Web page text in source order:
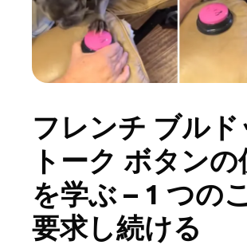
フレンチ ブル
トーク ボタン
を学ぶ – 1 つの
要求し続ける